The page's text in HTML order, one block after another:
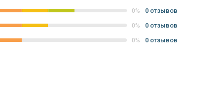
0% 0 отзывов
0% 0 отзывов
0% 0 отзывов